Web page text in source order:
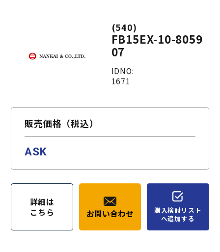
(540)
FB15EX-10-8059
07
IDNO:
1671
販売価格（税込）
ASK
詳細は
こちら
お問い合わせ
購入検討リスト
へ追加する